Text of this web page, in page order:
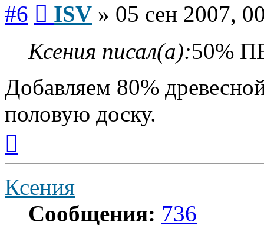
#6 ISV » 05 сен 2007,
Ксения писал(а):50%
Добавляем 80%
половую доску.
началу
Ксения
Сообщения: 736